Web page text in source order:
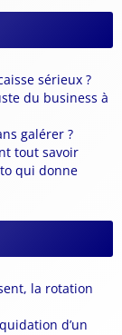
sérieux ?
du business à
galérer ?
tout savoir
qui donne
la rotation
d’un